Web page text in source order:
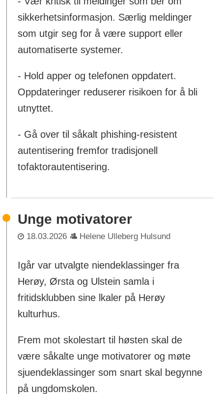
sikkerhetsinformasjon. Særlig meldinger
som utgir seg for å være support eller
automatiserte systemer.
- Hold apper og telefonen oppdatert.
Oppdateringer reduserer risikoen for å bli
utnyttet.
- Gå over til såkalt phishing-resistent
autentisering fremfor tradisjonell
tofaktorautentisering.
Unge motivatorer
18.03.2026 Helene Ulleberg Hulsund
Igår var utvalgte niendeklassinger fra
Herøy, Ørsta og Ulstein samla i
fritidsklubben sine lkaler på Herøy
kulturhus.
Frem mot skolestart til høsten skal de
være såkalte unge motivatorer og møte
sjuendeklassinger som snart skal begynne
på ungdomskolen.